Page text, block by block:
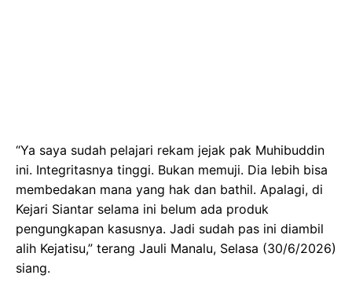
“Ya saya sudah pelajari rekam jejak pak Muhibuddin
ini. Integritasnya tinggi. Bukan memuji. Dia lebih bisa
membedakan mana yang hak dan bathil. Apalagi, di
Kejari Siantar selama ini belum ada produk
pengungkapan kasusnya. Jadi sudah pas ini diambil
alih Kejatisu,” terang Jauli Manalu, Selasa (30/6/2026)
siang.